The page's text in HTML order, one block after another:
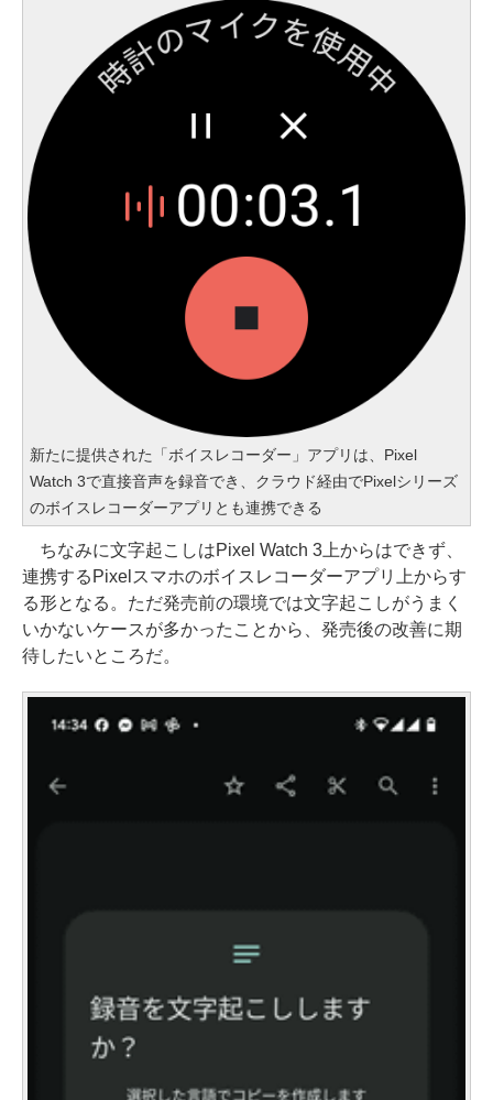
新たに提供された「ボイスレコーダー」アプリは、Pixel
Watch 3で直接音声を録音でき、クラウド経由でPixelシリーズ
のボイスレコーダーアプリとも連携できる
ちなみに文字起こしはPixel Watch 3上からはできず、
連携するPixelスマホのボイスレコーダーアプリ上からす
る形となる。ただ発売前の環境では文字起こしがうまく
いかないケースが多かったことから、発売後の改善に期
待したいところだ。